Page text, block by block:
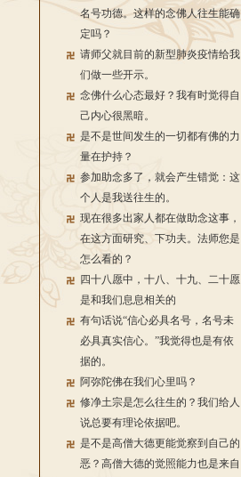
名号功德。这样的念佛人往生能确
定吗？
请师父就目前的新型肺炎疫情给我
们做一些开示。
念佛什么心态最好？我有时觉得自
己内心很黑暗。
是不是世间发生的一切都有佛的力
量在护持？
参加助念多了，就会产生错觉：这
个人是我送往生的。
现在很多出家人都在做助念这事，
在这方面研究、下功夫。法师您是
怎么看的？
四十八愿中，十八、十九、二十愿
是和我们息息相关的
有句话说“信心必具名号，名号未
必具真实信心。”我觉得也是有依
据的。
阿弥陀佛在我们心里吗？
修净土宗是怎么往生的？我们给人
说总要有理论依据吧。
是不是高僧大德更能觉察到自己的
恶？高僧大德的觉照能力也是来自